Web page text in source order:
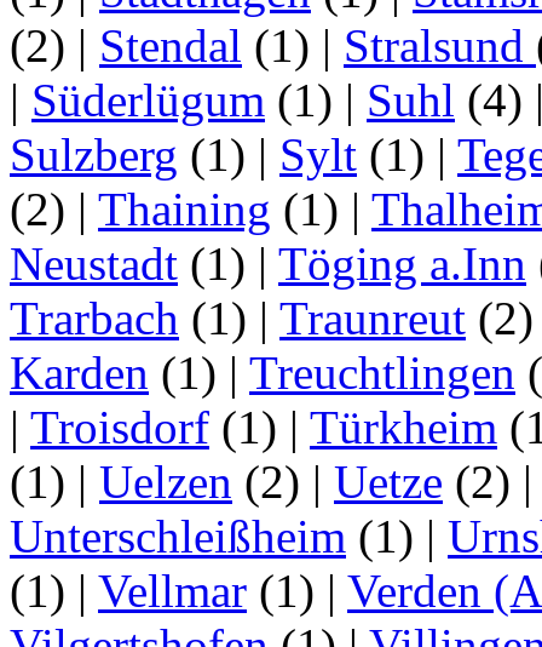
(2) | Stendal (1) | Stralsund
| Süderlügum (1) | Suhl (4)
Sulzberg (1) | Sylt (1) |
(2) | Thaining (1) |
Neustadt (1) | Töging a.Inn
Trarbach (1) | Traunreut
Karden (1) | Treuchtlingen
| Troisdorf (1) | Türkheim
(1) | Uelzen (2) | Uetze (2)
Unterschleißheim (1) |
(1) | Vellmar (1) | Verden